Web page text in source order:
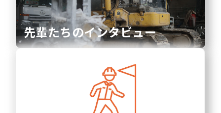
先輩たちのインタビュー